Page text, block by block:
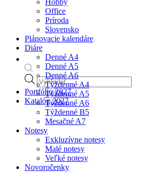
Products
search
Portfólio 2027
Katalóg 2027
Hobby
Office
Príroda
Slovensko
Plánovacie kalendáre
Diáre
Denné A4
Denné A5
Denné A6
Týždenné A4
Týždenné A5
Týždenné A6
Týždenné B5
Mesačné A7
Notesy
Exkluzívne notesy
Malé notesy
Veľké notesy
Novoročenky